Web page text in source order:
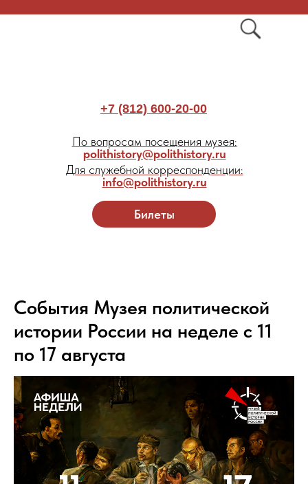
Билеты
+7 (812) 600-20-00
По вопросам посещения музея:
polithistory@polithistory.ru
Для служебной корреспонденции:
info@polithistory.ru
События Музея политической
истории России на неделе с 11
по 17 августа